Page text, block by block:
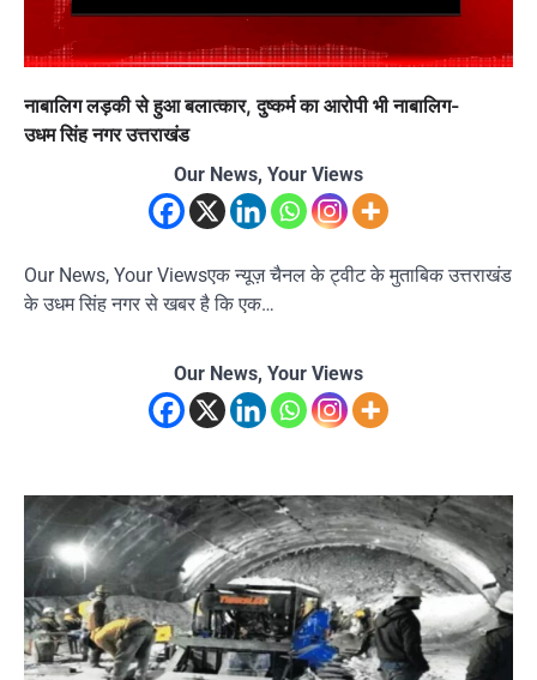
नाबालिग लड़की से हुआ बलात्कार, दुष्कर्म का आरोपी भी नाबालिग-
उधम सिंह नगर उत्तराखंड
Our News, Your Views
Our News, Your Viewsएक न्यूज़ चैनल के ट्वीट के मुताबिक उत्तराखंड
के उधम सिंह नगर से खबर है कि एक…
Our News, Your Views